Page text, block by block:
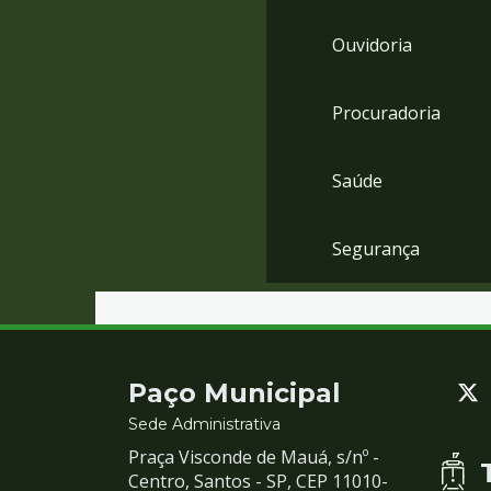
Ouvidoria
Procuradoria
Saúde
Segurança
Contato
e
Paço Municipal
Sede Administrativa
Praça Visconde de Mauá, s/nº -
Centro, Santos - SP, CEP 11010-